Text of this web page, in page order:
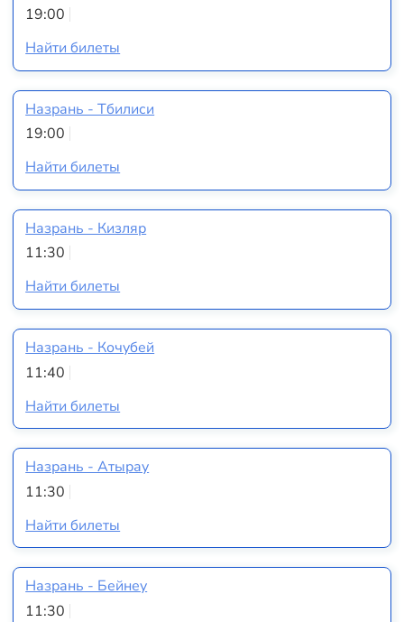
19:00
Найти билеты
Назрань - Тбилиси
19:00
Найти билеты
Назрань - Кизляр
11:30
Найти билеты
Назрань - Кочубей
11:40
Найти билеты
Назрань - Атырау
11:30
Найти билеты
Назрань - Бейнеу
11:30